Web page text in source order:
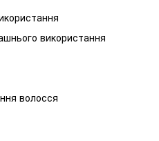
використання
волосся